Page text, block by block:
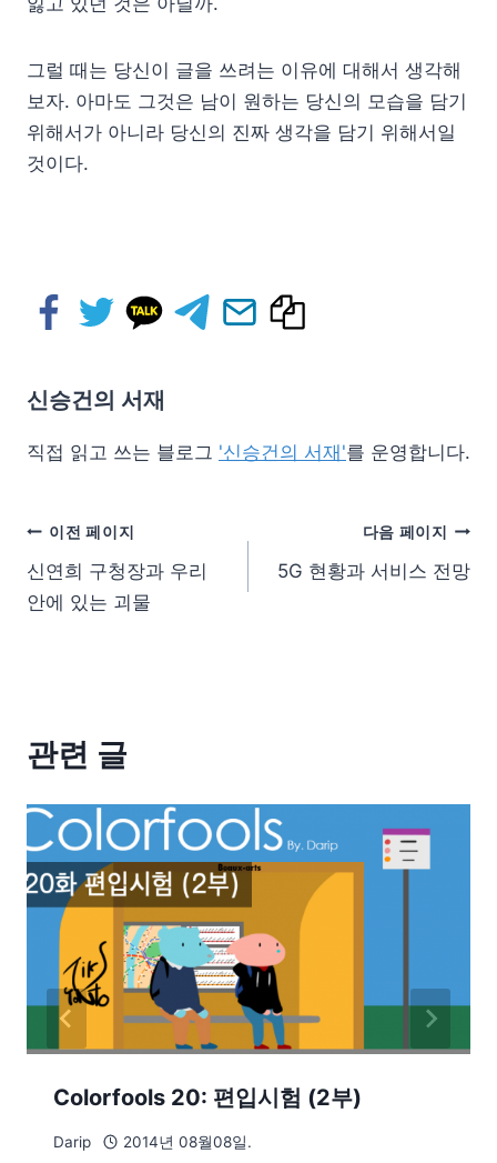
그럴 때는 당신이 글을 쓰려는 이유에 대해서 생각해
보자. 아마도 그것은 남이 원하는 당신의 모습을 담기
위해서가 아니라 당신의 진짜 생각을 담기 위해서일
것이다.
신승건의 서재
직접 읽고 쓰는 블로그 '신승건의 서재'를 운영합니다.
이전 페이지
신연희 구청장과 우리
안에 있는 괴물
다음 페이지
5G 현황과 서비스 전망
관련 글
Colorfools 20: 편입시험 (2부)
Darip 2014년 08월08일.